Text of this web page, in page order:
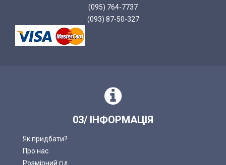
(095) 764-7737
(093) 87-50-327
03/ ІНФОРМАЦІЯ
Як придбати?
Про нас
Розмірний гід